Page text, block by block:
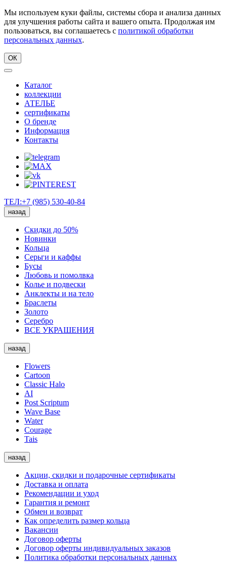
Мы используем куки файлы, системы сбора и анализа данных
для улучшения работы сайта и вашего опыта. Продолжая им
пользоваться, вы соглашаетесь с политикой обработки
персональных данных.
ОК
Каталог
коллекции
АТЕЛЬЕ
сертификаты
О бренде
Информация
Контакты
ТЕЛ:+7 (985) 530-40-84
назад
Скидки до 50%
Новинки
Кольца
Серьги и каффы
Бусы
Любовь и помолвка
Колье и подвески
Анклекты и на тело
Браслеты
Золото
Серебро
ВСЕ УКРАШЕНИЯ
назад
Flowers
Cartoon
Classic Halo
AI
Post Scriptum
Wave Base
Water
Courage
Tais
назад
Акции, скидки и подарочные сертификаты
Доставка и оплата
Рекомендации и уход
Гарантия и ремонт
Обмен и возврат
Как определить размер кольца
Вакансии
Договор оферты
Договор оферты индивидуальных заказов
Политика обработки персональных данных